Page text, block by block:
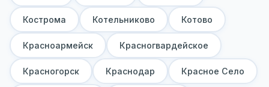
Кострома Котельниково Котово
Красноармейск Красногвардейское
Красногорск Краснодар Красное Село